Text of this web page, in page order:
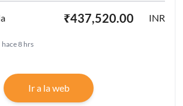
₹437,520.00 INR
hace 8 hrs
Ir a la web